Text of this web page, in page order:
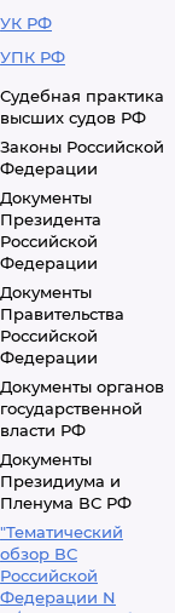
УК РФ
УПК РФ
Судебная практика
высших судов РФ
Законы Российской
Федерации
Документы
Президента
Российской
Федерации
Документы
Правительства
Российской
Федерации
Документы органов
государственной
власти РФ
Документы
Президиума и
Пленума ВС РФ
"Тематический
обзор ВС
Российской
Федерации N